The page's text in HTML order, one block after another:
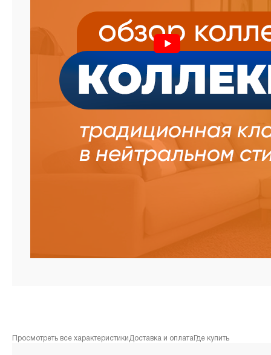
Просмотреть все характеристики Доставка и оплата Где купить